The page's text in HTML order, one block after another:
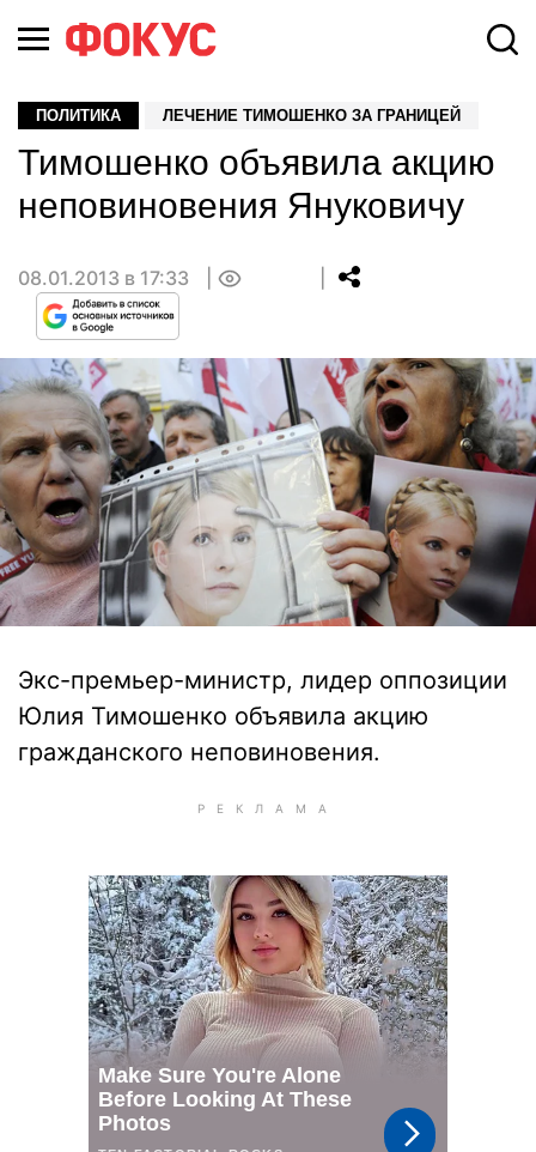
ПОЛИТИКА ЛЕЧЕНИЕ ТИМОШЕНКО ЗА ГРАНИЦЕЙ
Тимошенко объявила акцию
неповиновения Януковичу
08.01.2013 в 17:33
Экс-премьер-министр, лидер оппозиции
Юлия Тимошенко объявила акцию
гражданского неповиновения.